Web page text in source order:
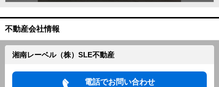
不動産会社情報
湘南レーベル（株）SLE不動産
電話でお問い合わせ